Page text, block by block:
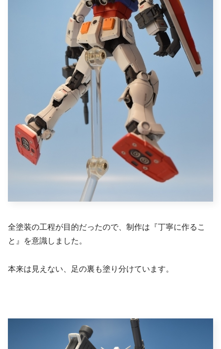
全塗装の工程が目的だったので、制作は『丁寧に作るこ
と』を意識しました。
本来は見えない、足の裏も塗り分けています。